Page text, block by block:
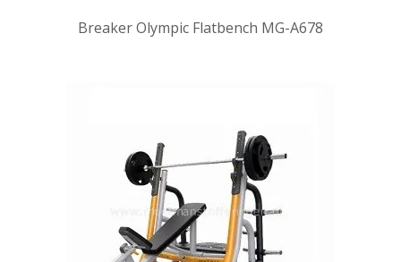
Breaker Olympic Flatbench MG-A678